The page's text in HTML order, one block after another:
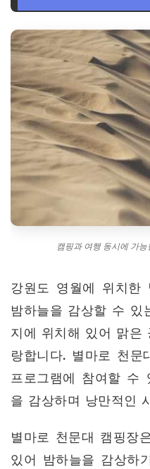
캠핑과 여행 동시에 가
강원도 영월에 위치한
밤하늘을 감상할 수 있
지에 위치해 있어 맑은
랑합니다. 별마로 천
프로그램에 참여할 수
을 감상하며 낭만적인
별마로 천문대 캠핑장
있어 밤하늘을 감상하